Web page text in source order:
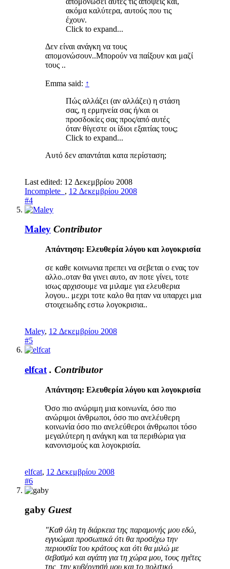
ακόμα καλύτερα, αυτούς που τις
έχουν.
Click to expand...
Δεν είναι ανάγκη να τους
απομονώσουν..Μπορούν να παίξουν και μαζί
τους ..
Emma said: ↑
Πώς αλλάζει (αν αλλάζει) η στάση
σας, η ερμηνεία σας ή/και οι
προσδοκίες σας προς/από αυτές
όταν θίγεστε οι ίδιοι εξαιτίας τους;
Click to expand...
Αυτό δεν απαντάται κατα περίσταση;
Last edited: 12 Δεκεμβρίου 2008
Incomplete_ , 12 Δεκεμβρίου 2008
#4
Maley Contributor
Απάντηση: Ελευθερία λόγου και λογοκρισία
σε καθε κοινωνια πρεπει να σεβεται ο ενας τον
αλλο..οταν θα γινει αυτο, αν ποτε γίνει, τοτε
ισως αρχισουμε να μιλαμε για ελευθερια
λογου.. μεχρι τοτε καλο θα ηταν να υπαρχει μια
στοιχειωδης εστω λογοκρισια..
Maley, 12 Δεκεμβρίου 2008
#5
elfcat . Contributor
Απάντηση: Ελευθερία λόγου και λογοκρισία
Όσο πιο ανώριμη μια κοινωνία, όσο πιο
ανώριμοι άνθρωποι, όσο πιο ανελέυθερη
κοινωνία όσο πιο ανελεύθεροι άνθρωποι τόσο
μεγαλύτερη η ανάγκη και τα περιθώρια για
κανονισμούς και λογοκρισία.
elfcat, 12 Δεκεμβρίου 2008
#6
gaby Guest
"Καθ όλη τη διάρκεια της παραμονής μου εδώ,
εγγυώμαι προσωπικά ότι θα προσέχω την
περιουσία του κράτους και ότι θα μιλώ με
σεβασμό και αγάπη για τη χώρα μου, τους ηγέτες
της, την κυβέρνησή μου και το πολιτικό